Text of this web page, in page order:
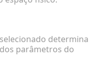
determina
parâmetros do